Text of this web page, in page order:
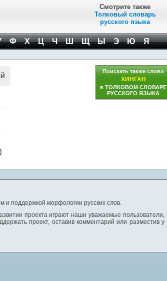
Смотрите также
Толковый словарь
русского языка
Ф Х Ц Ч Ш Щ Ы Э Ю Я
Поискать также слово
ХИНГАН
в ТОЛКОВОМ СЛОВАРЕ
РУССКОГО ЯЗЫКА
и поддержкой морфологии русских слов.
проекта играют наши уважаемые пользователи,
проект, оставив комментарий или разместив у